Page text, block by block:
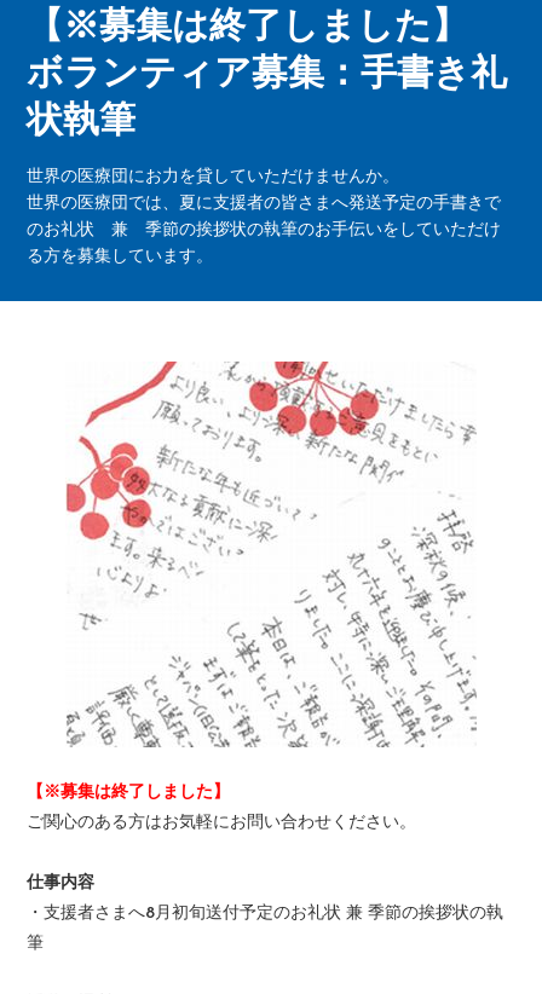
【※募集は終了しました】
ボランティア募集：手書き礼
状執筆
世界の医療団にお力を貸していただけませんか。
世界の医療団では、夏に支援者の皆さまへ発送予定の手書きで
のお礼状 兼 季節の挨拶状の執筆のお手伝いをしていただけ
る方を募集しています。
【※募集は終了しました】
ご関心のある方はお気軽にお問い合わせください。
仕事内容
・支援者さまへ8月初旬送付予定のお礼状 兼 季節の挨拶状の執
筆